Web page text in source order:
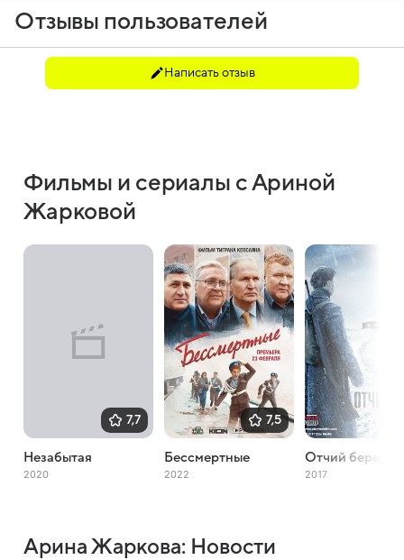
Отзывы пользователей
Написать отзыв
Фильмы и сериалы с Ариной
Жарковой
7,7
Незабытая
2020
7,5
Бессмертные
2022
Отчий берег
2017
Арина Жаркова: Новости